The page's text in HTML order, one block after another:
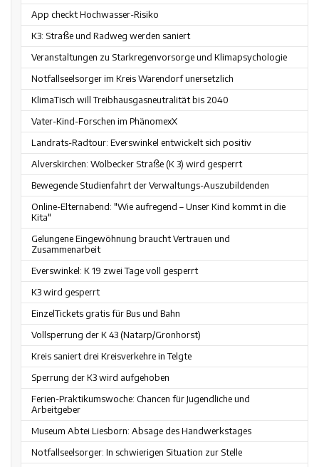
App checkt Hochwasser-Risiko
K3: Straße und Radweg werden saniert
Veranstaltungen zu Starkregenvorsorge und Klimapsychologie
Notfallseelsorger im Kreis Warendorf unersetzlich
KlimaTisch will Treibhausgasneutralität bis 2040
Vater-Kind-Forschen im PhänomexX
Landrats-Radtour: Everswinkel entwickelt sich positiv
Alverskirchen: Wolbecker Straße (K 3) wird gesperrt
Bewegende Studienfahrt der Verwaltungs-Auszubildenden
Online-Elternabend: "Wie aufregend – Unser Kind kommt in die
Kita"
Gelungene Eingewöhnung braucht Vertrauen und
Zusammenarbeit
Everswinkel: K 19 zwei Tage voll gesperrt
K3 wird gesperrt
EinzelTickets gratis für Bus und Bahn
Vollsperrung der K 43 (Natarp/Gronhorst)
Kreis saniert drei Kreisverkehre in Telgte
Sperrung der K3 wird aufgehoben
Ferien-Praktikumswoche: Chancen für Jugendliche und
Arbeitgeber
Museum Abtei Liesborn: Absage des Handwerkstages
Notfallseelsorger: In schwierigen Situation zur Stelle